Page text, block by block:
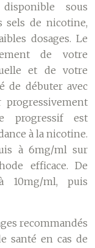
sous
sels de nicotine,
dosages. Le
de votre
et de votre
de débuter avec
progressif est
à la nicotine.
à 6mg/ml sur
efficace. De
10mg/ml, puis
recommandés
santé en cas de